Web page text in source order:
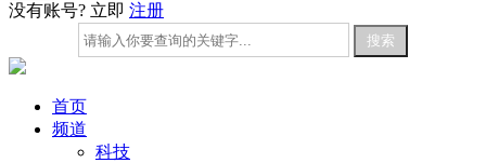
没有账号? 立即 注册
首页
频道
科技